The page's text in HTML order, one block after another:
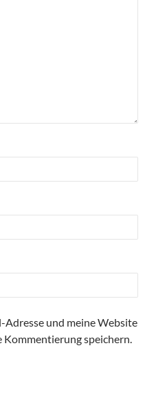
Adresse und meine Website
Kommentierung speichern.